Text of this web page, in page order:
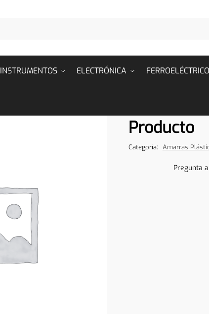
INSTRUMENTOS ELECTRÓNICA FERROELÉCTRICO
Producto
Categoría: Amarras
Pregunta